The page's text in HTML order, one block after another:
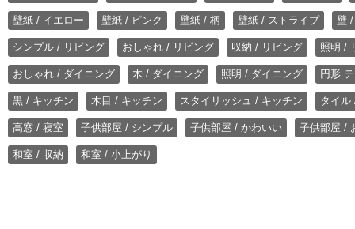
壁紙 / イエロー 壁紙 / ピンク 壁紙 / 柄 壁紙 / ストライプ 壁
シンプル / リビング おしゃれ / リビング 収納 / リビング 照明 /
おしゃれ / ダイニング 木 / ダイニング 照明 / ダイニング 円形
黒 / キッチン 木目 / キッチン スタイリッシュ / キッチン タイル
高窓 / 寝室 子供部屋 / シンプル 子供部屋 / かわいい 子供部屋 /
和室 / 収納 和室 / 小上がり